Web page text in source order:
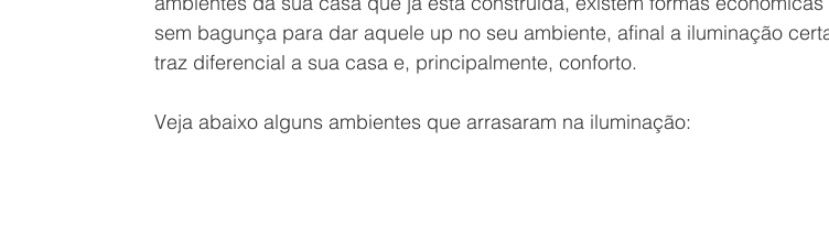
sem bagunça para dar aquele up no seu ambiente, afinal a iluminação
traz diferencial a sua casa e, principalmente, conforto.
Veja abaixo alguns ambientes que arrasaram na iluminação: